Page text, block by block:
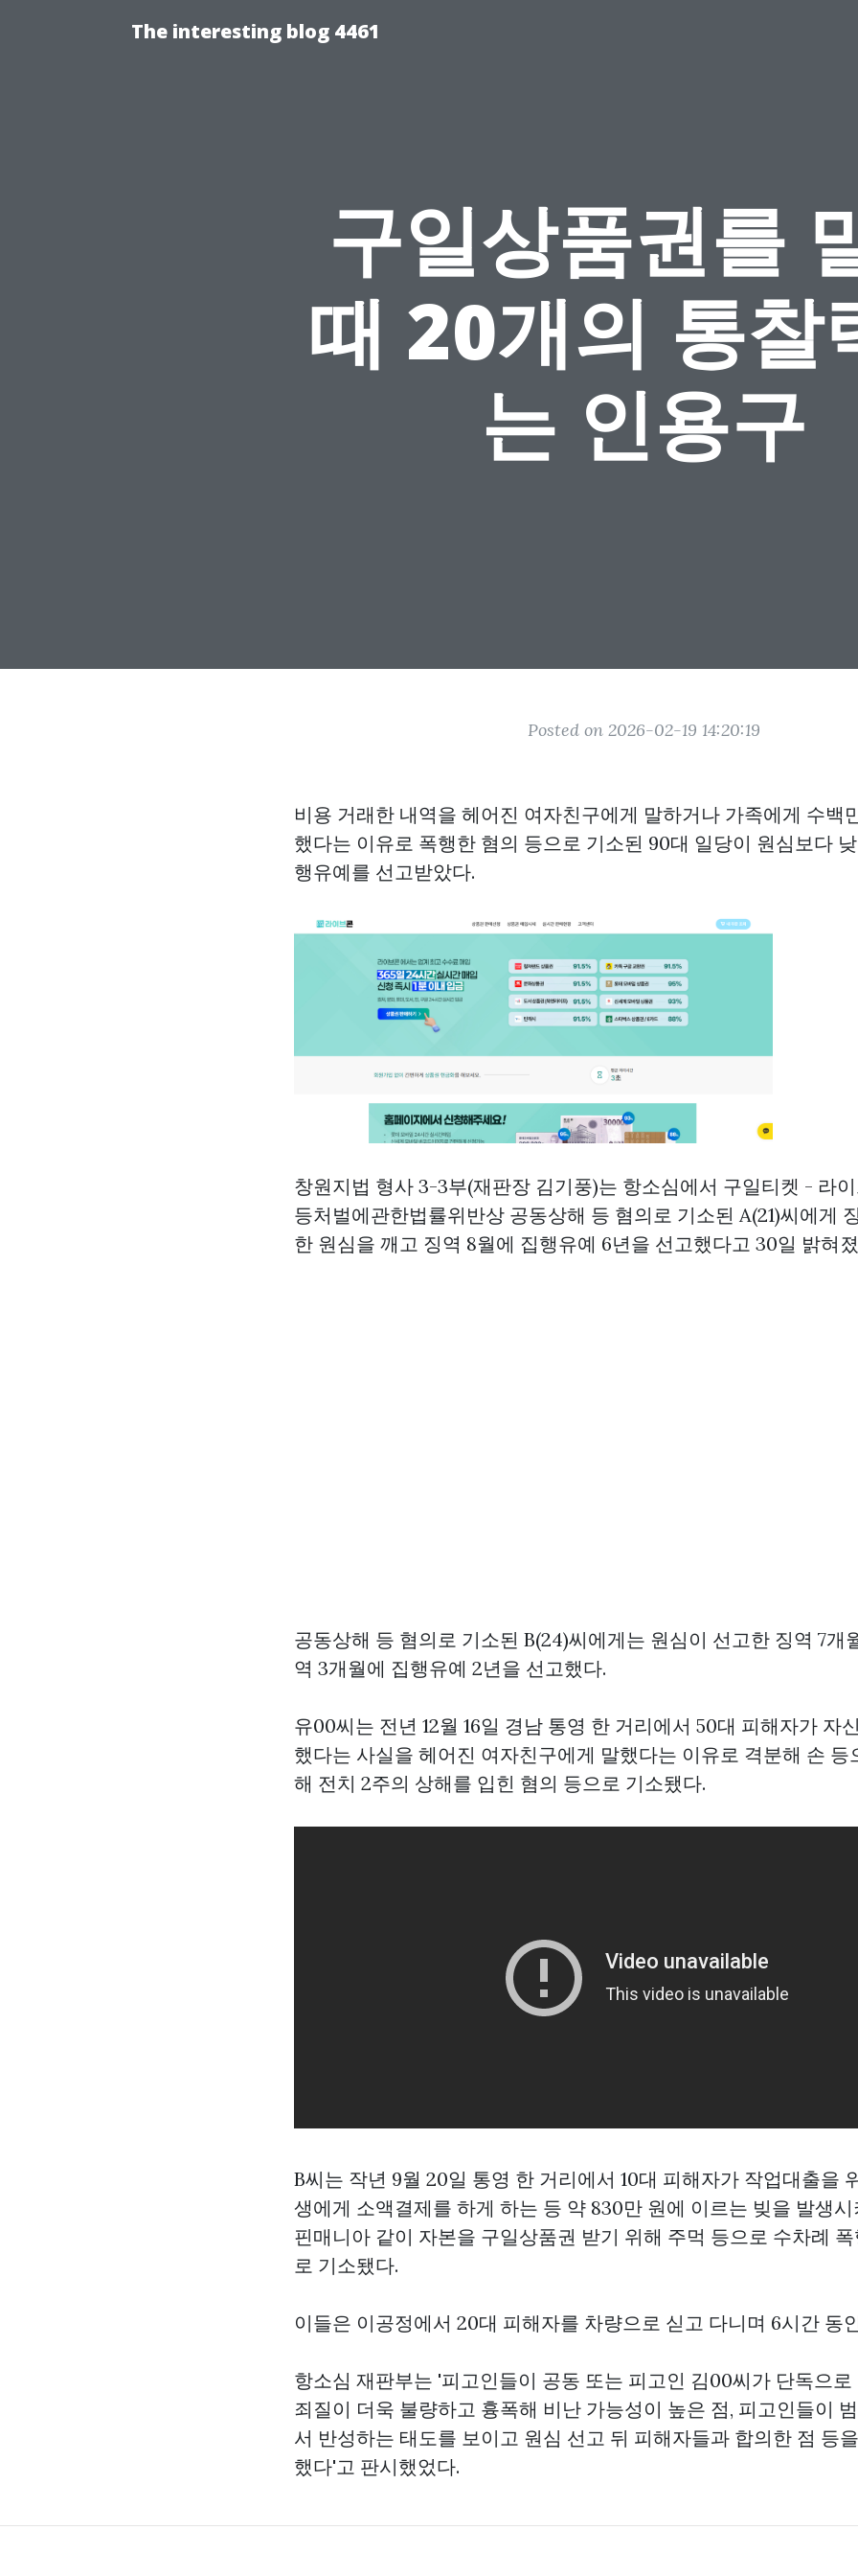
The interesting blog 4461
구일상품권를
때 20개의 통찰
는 인용구
Posted on 2026-02-19 14:20:19
비용 거래한 내역을 헤어진 여자친구에게 말하거나 가족에게 수백
했다는 이유로 폭행한 혐의 등으로 기소된 90대 일당이 원심보다
행유예를 선고받았다.
창원지법 형사 3-3부(재판장 김기풍)는 항소심에서 구일티켓 - 라
등처벌에관한법률위반상 공동상해 등 혐의로 기소된 A(21)씨에게
한 원심을 깨고 징역 8월에 집행유예 6년을 선고했다고 30일 밝혀
공동상해 등 혐의로 기소된 B(24)씨에게는 원심이 선고한 징역 7개
역 3개월에 집행유예 2년을 선고했다.
유00씨는 전년 12월 16일 경남 통영 한 거리에서 50대 피해자가 자
했다는 사실을 헤어진 여자친구에게 말했다는 이유로 격분해 손 등
해 전치 2주의 상해를 입힌 혐의 등으로 기소됐다.
B씨는 작년 9월 20일 통영 한 거리에서 10대 피해자가 작업대출을
생에게 소액결제를 하게 하는 등 약 830만 원에 이르는 빚을 발생
핀매니아 같이 자본을 구일상품권 받기 위해 주먹 등으로 수차례
로 기소됐다.
이들은 이공정에서 20대 피해자를 차량으로 싣고 다니며 6시간 동
항소심 재판부는 '피고인들이 공동 또는 피고인 김00씨가 단독으로
죄질이 더욱 불량하고 흉폭해 비난 가능성이 높은 점, 피고인들이
서 반성하는 태도를 보이고 원심 선고 뒤 피해자들과 합의한 점 등
했다'고 판시했었다.